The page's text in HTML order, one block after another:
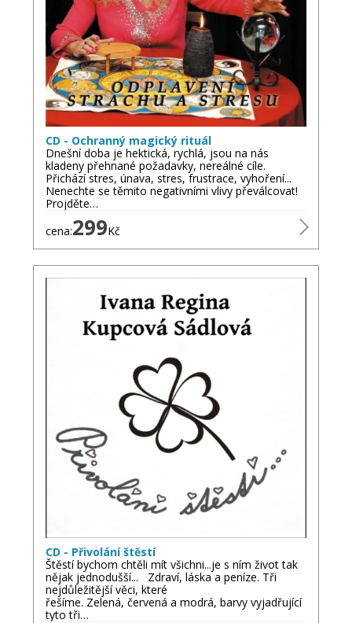
CD - Ochranný magický rituál
Dnešní doba je hektická, rychlá, jsou na nás
kladeny přehnané požadavky, nereálné cíle.
Přichází stres, únava, stres, frustrace, vyhoření...
Nenechte se těmito negativními vlivy převálcovat!
Projděte…
cena:299Kč
CD - Přivolání štěstí
Štěstí bychom chtěli mít všichni...je s ním život tak
nějak jednodušší... Zdraví, láska a peníze. Tři
nejdůležitější věci, které
řešíme. Zelená, červená a modrá, barvy vyjadřující
tyto tři…